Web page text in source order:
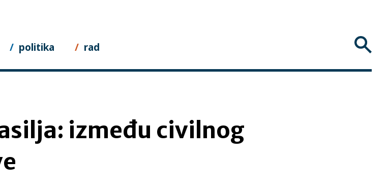
politika rad
između civilnog